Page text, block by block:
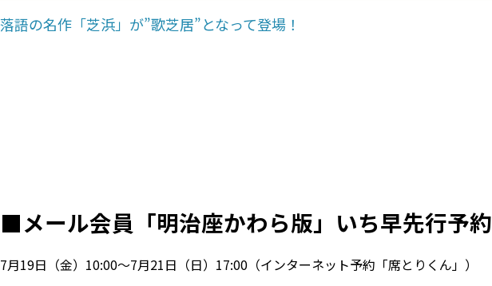
落語の名作「芝浜」が”歌芝居”となって登場！
■メール会員「明治座かわら版」いち早先行予約
7月19日（金）10:00～7月21日（日）17:00（インターネット予約「席とりくん」）